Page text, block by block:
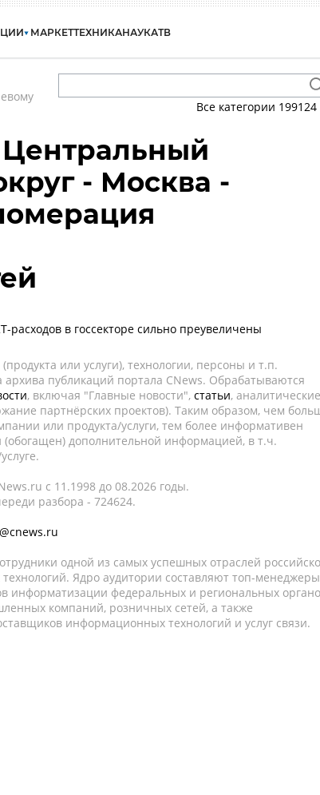
МАРКЕТТЕХНИКАНАУКАТВ
Все категории 199124
- Москва -
в госсекторе сильно преувеличены
или услуги), технологии, персоны и т.п.
архива публикаций портала CNews. Обрабатываются
, включая "Главные новости", статьи, аналитические
партнёрских проектов). Таким образом, чем
или продукта/услуги, тем более информативен
дополнительной информацией, в т.ч.
c 11.1998 до 08.2026 годы.
разбора - 724624.
одной из самых успешных отраслей
Ядро аудитории составляют топ-
информатизации федеральных и региональных
компаний, розничных сетей, а также
информационных технологий и услуг связи.